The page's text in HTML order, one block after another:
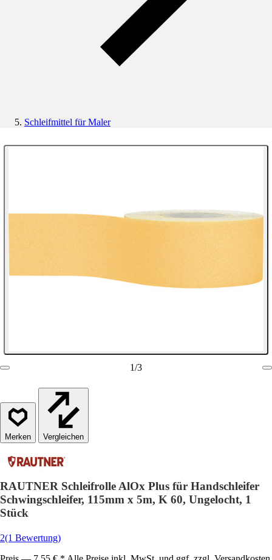
Schleifmittel für Maler
1/3
Vergleichen
RAUTNER Schleifrolle AlOx Plus für Handschleifer
Schwingschleifer, 115mm x 5m, K 60, Ungelocht, 1
Stück
2(1 Bewertung)